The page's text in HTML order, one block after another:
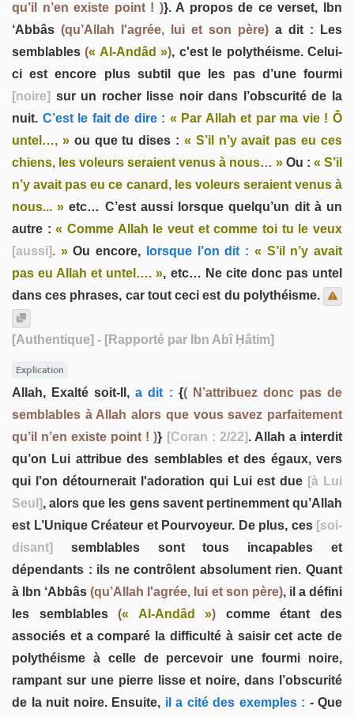
qu’il n’en existe point ! )}. A propos de ce verset, Ibn
‘Abbâs (qu’Allah l'agrée, lui et son père) a dit : Les
semblables(« Al-Andâd »), c'est le polythéisme. Celui-
ci est encore plus subtil que les pas d’une fourmi
[noire] sur un rocher lisse noir dans l’obscurité de la
nuit. C’est le fait de dire : « Par Allah et par ma vie ! Ô
untel…, »ou que tu dises : « S’il n’y avait pas eu ces
chiens, les voleurs seraient venus à nous… » Ou : « S’il
n’y avait pas eu ce canard, les voleurs seraient venus à
nous... » etc… C’est aussi lorsque quelqu’un dit à un
autre :« Comme Allah le veut et comme toi tu le veux
[aussi]. »Ou encore, lorsque l’on dit : « S’il n’y avait
pas eu Allah et untel…. », etc… Ne cite donc pas untel
dans ces phrases, car tout ceci est du polythéisme.
[Authentique] - [Rapporté par Ibn Abî Ḥâtim]
Explication
Allah, Exalté soit-Il, a dit : {( N’attribuez donc pas de
semblables à Allah alors que vous savez parfaitement
qu’il n’en existe point ! )} [Coran : 2/22]. Allah a interdit
qu’on Lui attribue des semblables et des égaux, vers
qui l'on détournerait l'adoration qui Lui est due [à Lui
Seul], alors que les gens savent pertinemment qu’Allah
est L’Unique Créateur et Pourvoyeur. De plus, ces [soi-
disant]
semblables sont tous incapables et
dépendants : ils ne contrôlent absolument rien. Quant
à Ibn ‘Abbâs(qu’Allah l'agrée, lui et son père), il a défini
les semblables(« Al-Andâd ») comme étant des
associés et a comparé la difficulté à saisir cet acte de
polythéisme à celle de percevoir une fourmi noire,
rampant sur une pierre lisse et noire, dans l’obscurité
de la nuit noire. Ensuite, il a cité des exemples : - Que